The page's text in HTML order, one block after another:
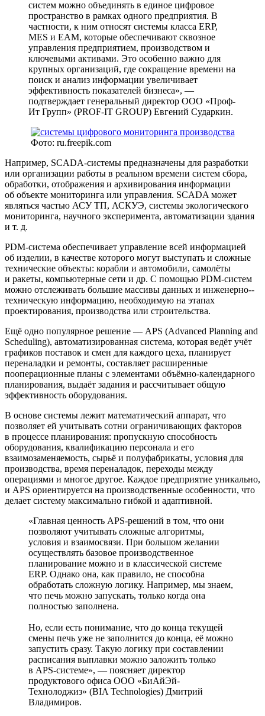
систем можно объединять в единое цифровое
пространство в рамках одного предприятия. В
частности, к ним относят системы класса ERP,
MES и EAM, которые обеспечивают сквозное
управления предприятием, производством и
ключевыми активами. Это особенно важно для
крупных организаций, где сокращение времени на
поиск и анализ информации увеличивает
эффективность показателей бизнеса», —
подтверждает генеральный директор ООО «Проф­
Ит Групп» (PROF-IT GROUP) Евгений Сударкин.
Фото: ru.freepik.com
Например, SCADA-системы предназначены для разработки
или организации работы в реальном времени систем сбора,
обработки, отображения и архивирования информации
об объекте мониторинга или управления. SCADA может
являться частью АСУ ТП, АСКУЭ, системы экологического
мониторинга, научного эксперимента, автоматизации здания
и т. д.
PDM-система обеспечивает управление всей информацией
об изделии, в качестве которого могут выступать и сложные
технические объекты: корабли и автомобили, самолёты
и ракеты, компьютерные сети и др. С помощью PDM-систем
можно отслеживать большие массивы данных и инженерно-­
техническую информацию, необходимую на этапах
проектирования, производства или строительства.
Ещё одно популярное решение — APS (Advanced Planning and
Scheduling), автоматизированная система, которая ведёт учёт
графиков поставок и смен для каждого цеха, планирует
переналадки и ремонты, составляет расширенные
пооперационные планы с элементами объёмно-календарного
планирования, выдаёт задания и рассчитывает общую
эффективность оборудования.
В основе системы лежит математический аппарат, что
позволяет ей учитывать сотни ограничивающих факторов
в процессе планирования: пропускную способность
оборудования, квалификацию персонала и его
взаимозаменяемость, сырьё и полуфабрикаты, условия для
производства, время переналадок, переходы между
операциями и многое другое. Каждое предприятие уникально,
и APS ориентируется на производственные особенности, что
делает систему максимально гибкой и адаптивной.
«Главная ценность APS-решений в том, что они
позволяют учитывать сложные алгоритмы,
условия и взаимосвязи. При большом желании
осуществлять базовое производственное
планирование можно и в классической системе
ERP. Однако она, как правило, не способна
обработать сложную логику. Например, мы знаем,
что печь можно запускать, только когда она
полностью заполнена.
Но, если есть понимание, что до конца текущей
смены печь уже не заполнится до конца, её можно
запустить сразу. Такую логику при составлении
расписания выплавки можно заложить только
в APS-системе», — поясняет директор
продуктового офиса ООО «БиАйЭй-
Технолоджиз» (BIA Technologies) Дмитрий
Владимиров.